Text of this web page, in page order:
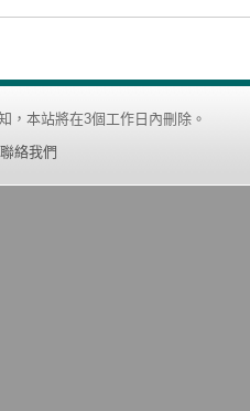
，本站將在3個工作日內刪除。
聯絡我們